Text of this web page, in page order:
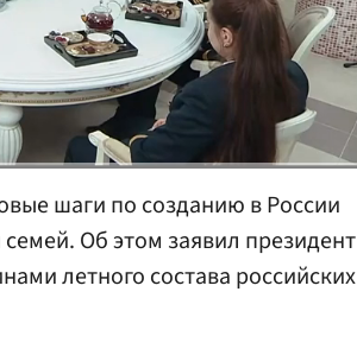
шаги по созданию в России
Об этом заявил президент
летного состава российских